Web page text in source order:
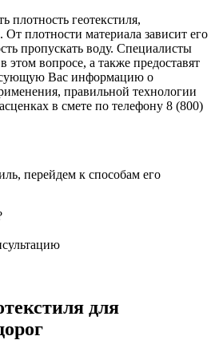
плотность геотекстиля,
От плотности материала зависит его
пропускать воду. Специалисты
вопросе, а также предоставят
Вас информацию о
правильной технологии
в смете по телефону 8 (800)
перейдем к способам его
для